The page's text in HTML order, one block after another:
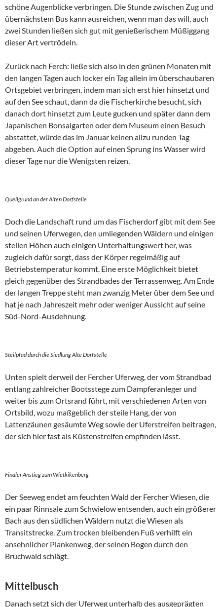
schöne Augenblicke verbringen. Die Stunde zwischen Zug und
übernächstem Bus kann ausreichen, wenn man das will, auch
zwei Stunden ließen sich gut mit genießerischem Müßiggang
dieser Art vertrödeln.
Zurück nach Ferch: ließe sich also in den grünen Monaten mit
den langen Tagen auch locker ein Tag allein im überschaubaren
Ortsgebiet verbringen, indem man sich erst hier hinsetzt und
auf den See schaut, dann da die Fischerkirche besucht, sich
danach dort hinsetzt zum Leute gucken und später dann dem
Japanischen Bonsaigarten oder dem Museum einen Besuch
abstattet, würde das im Januar keinen allzu runden Tag
abgeben. Auch die Option auf einen Sprung ins Wasser wird
dieser Tage nur die Wenigsten reizen.
Quellgrund an der Alten Dorfstelle
Doch die Landschaft rund um das Fischerdorf gibt mit dem See
und seinen Uferwegen, den umliegenden Wäldern und einigen
steilen Höhen auch einigen Unterhaltungswert her, was
zugleich dafür sorgt, dass der Körper regelmäßig auf
Betriebstemperatur kommt. Eine erste Möglichkeit bietet
gleich gegenüber des Strandbades der Terrassenweg. Am Ende
der langen Treppe steht man zwanzig Meter über dem See und
hat je nach Jahreszeit mehr oder weniger Aussicht auf seine
Süd-Nord-Ausdehnung.
Steilpfad durch die Siedlung Alte Dorfstelle
Unten spielt derweil der Fercher Uferweg, der vom Strandbad
entlang zahlreicher Bootsstege zum Dampferanleger und
weiter bis zum Ortsrand führt, mit verschiedenen Arten von
Ortsbild, wozu maßgeblich der steile Hang, der von
Lattenzäunen gesäumte Weg sowie der Uferstreifen beitragen,
der sich hier fast als Küstenstreifen empfinden lässt.
Finaler Anstieg zum Wietkikenberg
Der Seeweg endet am feuchten Wald der Fercher Wiesen, die
ein paar Rinnsale zum Schwielow entsenden, auch ein größerer
Bach aus den südlichen Wäldern nutzt die Wiesen als
Transitstrecke. Zum trocken bleibenden Fuß verhilft ein
ansehnlicher Plankenweg, der seinen Bogen durch den
Bruchwald schlägt.
Mittelbusch
Danach setzt sich der Uferweg unterhalb des ausgeprägten